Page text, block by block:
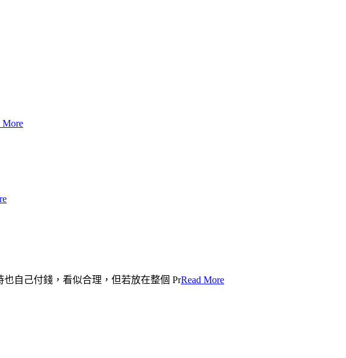
More
自己付錢，看似合理，但若放在整個 PrRead More